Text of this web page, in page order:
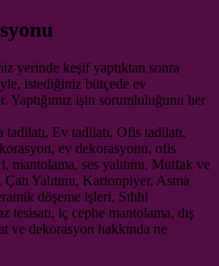
yerinde keşif yaptıktan sonra
istediğiniz bütçede ev
Yaptığımız işin sorumluluğunu her
Ev tadilatı, Ofis tadilatı,
ev dekorasyonu, ofis
mantolama, ses yalıtımı, Mutfak ve
Yalıtımı, Kartonpiyer, Asma
döşeme işleri, Sıhhi
tesisatı, iç cephe mantolama, dış
ve dekorasyon hakkında ne